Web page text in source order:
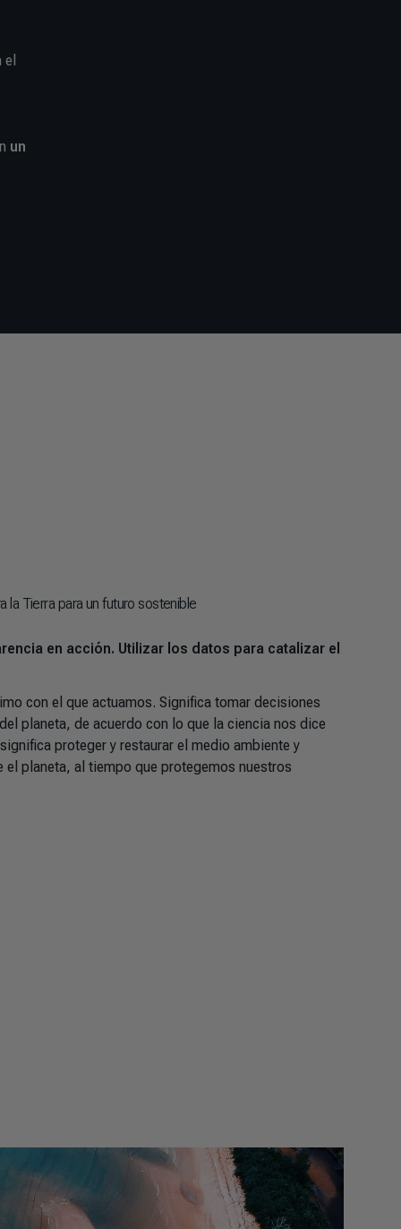
un
la Tierra para un futuro sostenible
en acción. Utilizar los datos para catalizar el
con el que actuamos. Significa tomar decisiones
planeta, de acuerdo con lo que la ciencia nos dice
proteger y restaurar el medio ambiente y
planeta, al tiempo que protegemos nuestros